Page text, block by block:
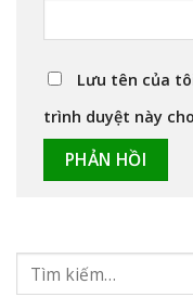
Lưu tên của
trình duyệt này